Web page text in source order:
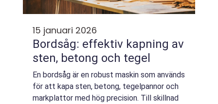
15 januari 2026
Bordsåg: effektiv kapning av
sten, betong och tegel
En bordsåg är en robust maskin som används
för att kapa sten, betong, tegelpannor och
markplattor med hög precision. Till skillnad